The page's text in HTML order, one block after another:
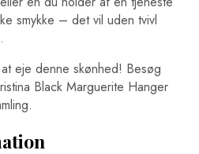
smykke – det vil uden tvivl
eje denne skønhed! Besøg
Black Marguerite Hanger